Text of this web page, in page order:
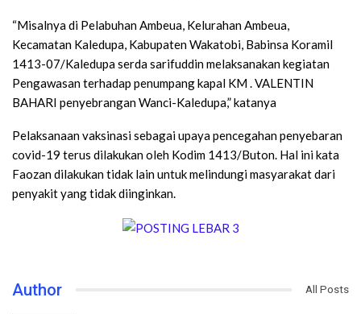
“Misalnya di Pelabuhan Ambeua, Kelurahan Ambeua,
Kecamatan Kaledupa, Kabupaten Wakatobi, Babinsa Koramil
1413-07/Kaledupa serda sarifuddin melaksanakan kegiatan
Pengawasan terhadap penumpang kapal KM . VALENTIN
BAHARI penyebrangan Wanci-Kaledupa,” katanya
Pelaksanaan vaksinasi sebagai upaya pencegahan penyebaran
covid-19 terus dilakukan oleh Kodim 1413/Buton. Hal ini kata
Faozan dilakukan tidak lain untuk melindungi masyarakat dari
penyakit yang tidak diinginkan.
Author All Posts